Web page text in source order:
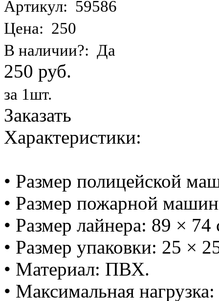
Артикул: 59586
Цена: 250
В наличии?: Да
250 руб.
за 1шт.
Заказать
Характеристики:
• Размер полицейской
• Размер пожарной
• Размер лайнера: 89 × 74
• Размер упаковки: 25 ×
• Материал: ПВХ.
• Максимальная нагрузка: